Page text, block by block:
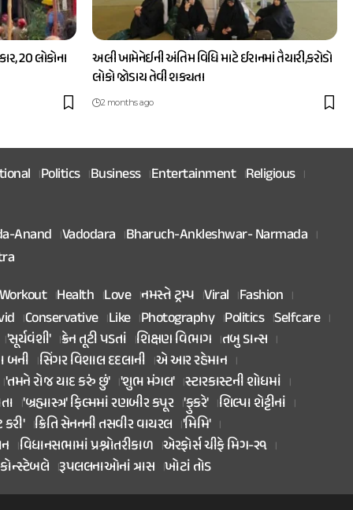
20 લોકોના
અલી ખામેનેઈની અંતિમ વિધિ માટે ઈરાનમાં તૈયારી,કરોડો
લોકો જોડાય તેવી શક્યતા
2 months ago
Politics Business Entertainment Religious
Anand Vadodara Bharuch-Ankleshwar- Narmada
Health Love નમસ્તે ટ્રમ્પ Viral Fashion
Conservative Like Photography Politics Selfcare
'સૂર્યવંશી' ક્રેન તૂટી પડતાં શિક્ષણ વિભાગ તબુ ડાન્સ
બની સિંગર વિશાલ દદલાની એ આર રહેમાન
'તમને રોજ યાદ કરું છું' 'શુભ મંગલ' સ્ટારકાસ્ટની શોધમાં
'બ્રહ્માસ્ત્ર' ફિલ્મમાં રણબીર કપૂર 'ફુકરે' શિલ્પા શેટ્ટીનાં
ક્રિતિ સેનનની તસવીર વાયરલ 'મિમિ'
વિધાનસભામાં પ્રશ્નોતરીકાળ એરફોર્સ ચીફે મિગ-૨૧
કોન્સ્ટેબલે રૂપલલનાઓનાં ત્રાસ ખોટાં તોડ